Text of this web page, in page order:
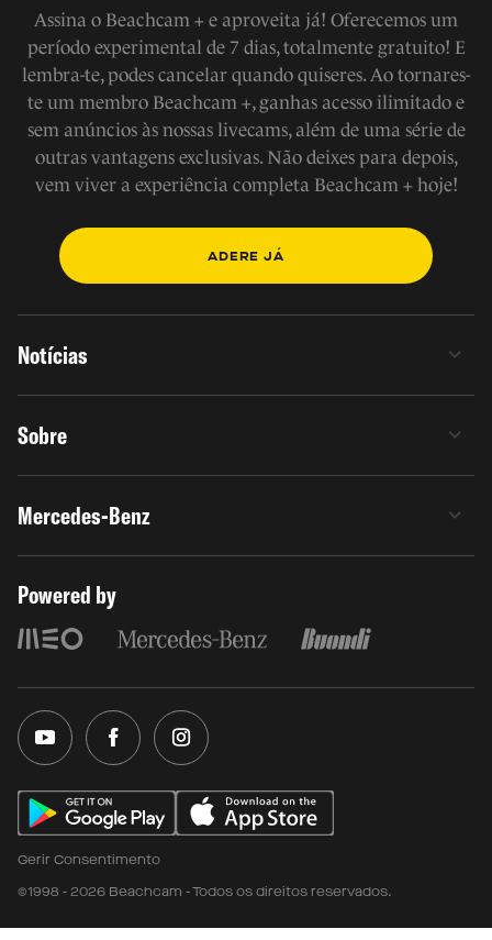
Assina o Beachcam + e aproveita já! Oferecemos um
período experimental de 7 dias, totalmente gratuito! E
lembra-te, podes cancelar quando quiseres. Ao tornares-
te um membro Beachcam +, ganhas acesso ilimitado e
sem anúncios às nossas livecams, além de uma série de
outras vantagens exclusivas. Não deixes para depois,
vem viver a experiência completa Beachcam + hoje!
ADERE JÁ
Notícias
Sobre
Mercedes-Benz
Powered by
Gerir Consentimento
©1998 - 2026 Beachcam - Todos os direitos reservados.